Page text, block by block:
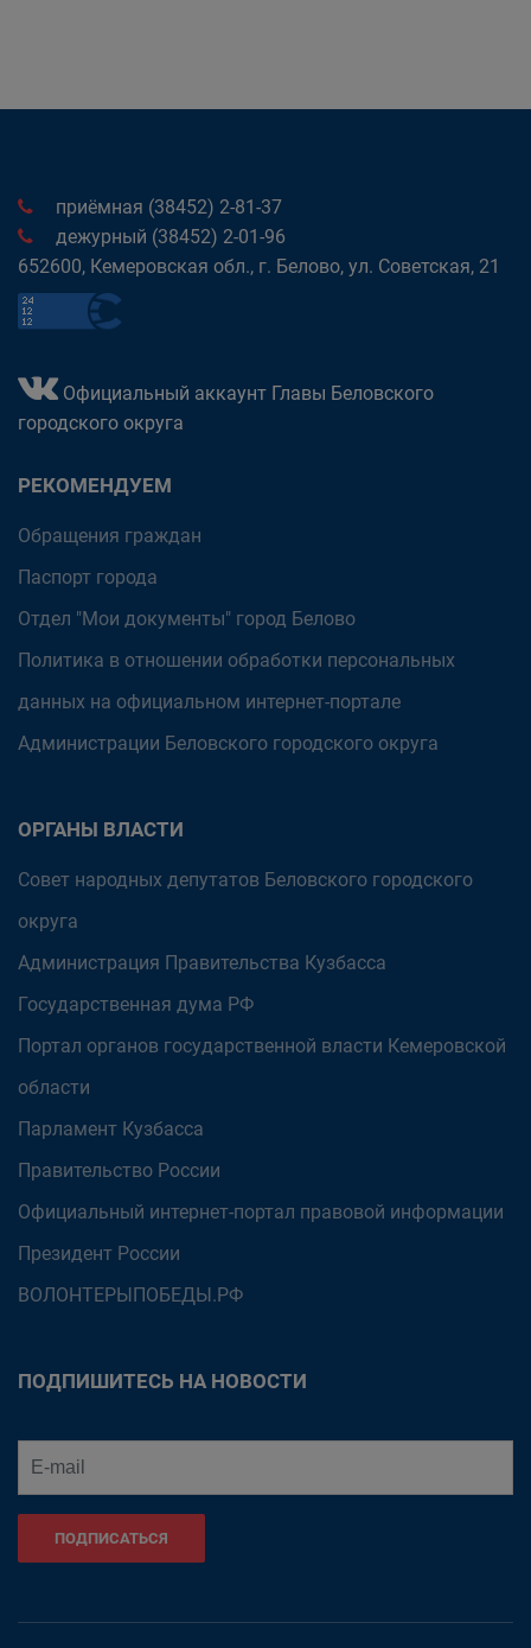
приёмная (38452) 2-81-37
дежурный (38452) 2-01-96
652600, Кемеровская обл., г. Белово, ул. Советская, 21
Официальный аккаунт Главы Беловского
городского округа
РЕКОМЕНДУЕМ
Обращения граждан
Паспорт города
Отдел "Мои документы" город Белово
Политика в отношении обработки персональных
данных на официальном интернет-портале
Администрации Беловского городского округа
ОРГАНЫ ВЛАСТИ
Совет народных депутатов Беловского городского
округа
Администрация Правительства Кузбасса
Государственная дума РФ
Портал органов государственной власти Кемеровской
области
Парламент Кузбасса
Правительство России
Официальный интернет-портал правовой информации
Президент России
ВОЛОНТЕРЫПОБЕДЫ.РФ
ПОДПИШИТЕСЬ НА НОВОСТИ
ПОДПИСАТЬСЯ